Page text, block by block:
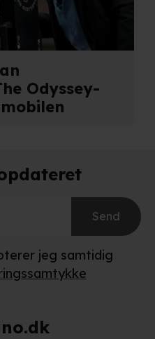
Odyssey-
Send
jeg samtidig